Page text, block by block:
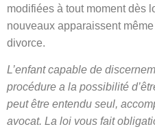
modifiées à tout moment dès
nouveaux apparaissent
divorce.
L’enfant capable de
procédure a la possibilité
peut être entendu seul,
avocat. La loi vous fait